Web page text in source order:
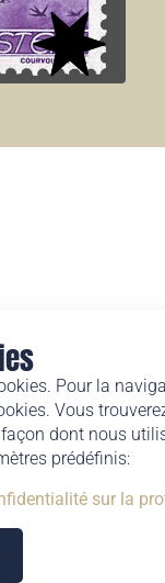
Pour la
Vous
dont nous
prédéfinis:
sur la